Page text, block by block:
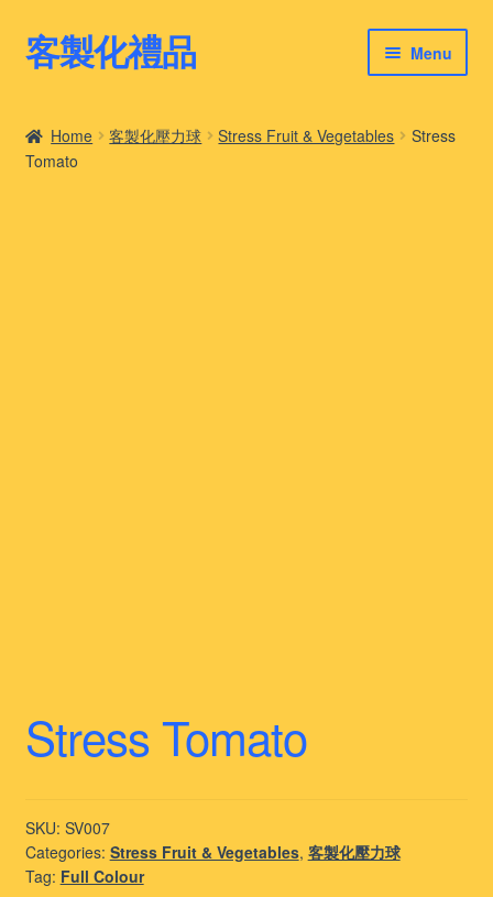
Skip
to
Skip
to
客製化禮品 Menu
最新禮品推薦
Home 客製化壓力球 Stress Fruit & Vegetables
Stress
Tomato
Stress Tomato
SKU: SV007
Categories: Stress Fruit & Vegetables, 客製化壓力球
Tag: Full Colour